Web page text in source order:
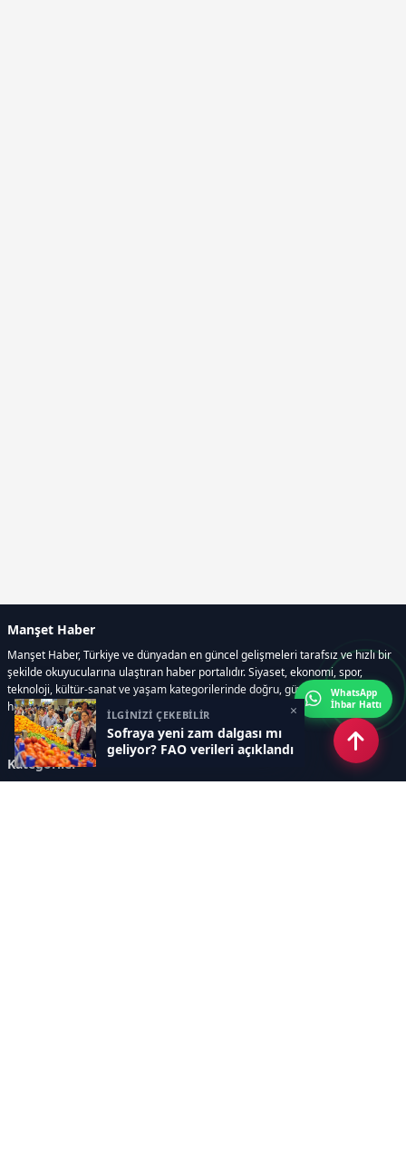
İLGİNİZİ ÇEKEBİLİR
Sofraya yeni zam dalgası mı
geliyor? FAO verileri açıklandı
×
Manşet Haber
Manşet Haber, Türkiye ve dünyadan en güncel gelişmeleri tarafsız ve hızlı bir
şekilde okuyucularına ulaştıran haber portalıdır. Siyaset, ekonomi, spor,
teknoloji, kültür-sanat ve yaşam kategorilerinde doğru, güvenilir ve anlık
haberler sunar.
Kategoriler
WhatsApp
İhbar Hattı